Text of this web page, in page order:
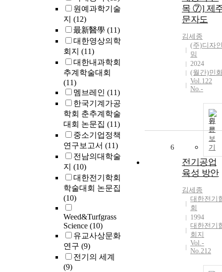
원예과학기술
지 (12)
最新醫學 (11)
대한영상의학
회지 (11)
대한내과학회
추계학술대회
(11)
멤브레인 (11)
한국기계가공
학회 춘추계학술
대회 논문집 (11)
중소기업정책
연구보고서 (11)
전남의대학술
지 (10)
대한전기학회
학술대회 논문집
(10)
Weed&Turfgrass
Science (10)
유교사상문화
연구 (9)
전기의 세계
(9)
목 ⑦] 제
문자도
김세종
(주)디자
밈
2024
(월간)민
Vol.122
No.-
원
문
보
기
6
전기공업
육성 방안
김세종
대한전기
회
1994
대한전기
회지
Vol.-
No.212